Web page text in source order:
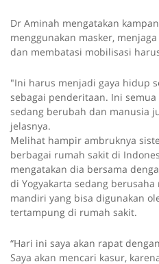
Dr Aminah mengatakan
menggunakan masker,
dan membatasi mobilisasi
"Ini harus menjadi gaya hidup
sebagai penderitaan. Ini
sedang berubah dan manusia
jelasnya.
Melihat hampir ambruknya
berbagai rumah sakit di
mengatakan dia bersama
di Yogyakarta sedang
mandiri yang bisa digunakan
tertampung di rumah sakit.
“Hari ini saya akan rapat
Saya akan mencari kasur,